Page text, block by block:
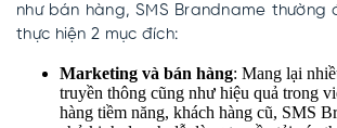
như bán hàng, SMS Brandname thường
thực hiện 2 mục đích:
Marketing và bán hàng: Mang lại
truyền thông cũng như hiệu quả trong
hàng tiềm năng, khách hàng cũ, SMS